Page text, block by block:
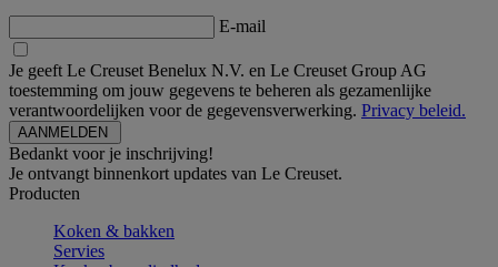
E-mail
Je geeft Le Creuset Benelux N.V. en Le Creuset Group AG
toestemming om jouw gegevens te beheren als gezamenlijke
verantwoordelijken voor de gegevensverwerking. Privacy beleid.
Bedankt voor je inschrijving!
Je ontvangt binnenkort updates van Le Creuset.
Producten
Koken & bakken
Servies